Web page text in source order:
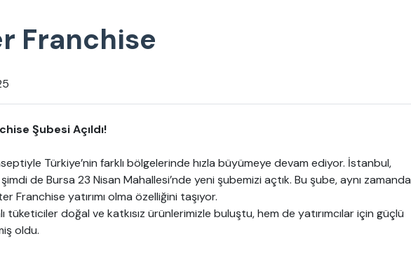
Franchise
Şubesi Açıldı!
Türkiye’nin farklı bölgelerinde hızla büyümeye devam ediyor. İstanbul,
de Bursa 23 Nisan Mahallesi’nde yeni şubemizi açtık. Bu şube, aynı zamanda
Franchise yatırımı olma özelliğini taşıyor.
tüketiciler doğal ve katkısız ürünlerimizle buluştu, hem de yatırımcılar için güçlü
oldu.